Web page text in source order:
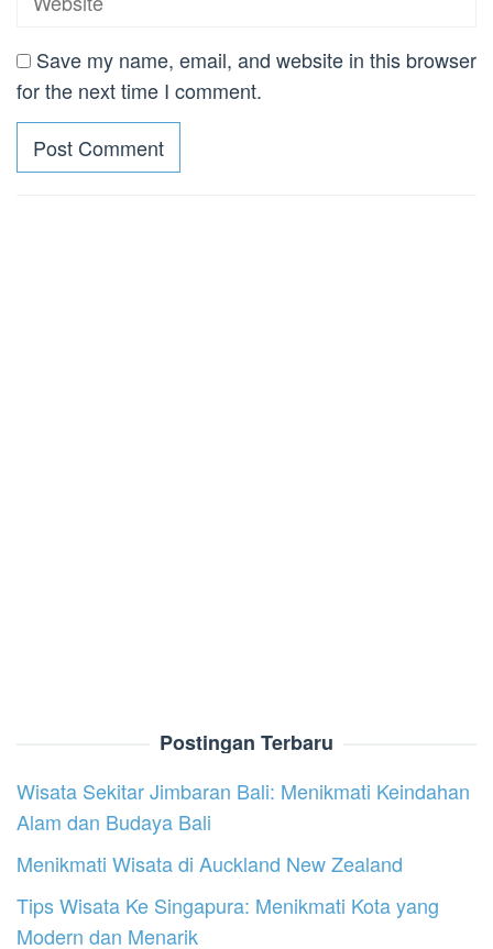
Save my name, email, and website in this browser
for the next time I comment.
Postingan Terbaru
Wisata Sekitar Jimbaran Bali: Menikmati Keindahan
Alam dan Budaya Bali
Menikmati Wisata di Auckland New Zealand
Tips Wisata Ke Singapura: Menikmati Kota yang
Modern dan Menarik